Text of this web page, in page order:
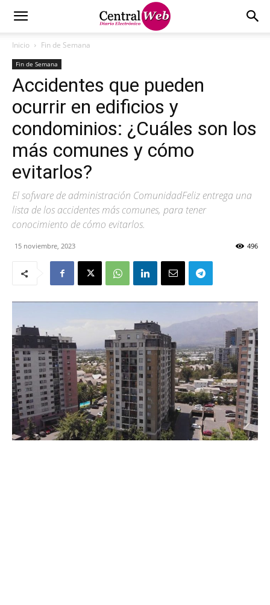
Inicio Fin de Semana
Fin de Semana
Accidentes que pueden
ocurrir en edificios y
condominios: ¿Cuáles son los
más comunes y cómo
evitarlos?
El sofware de administración ComunidadFeliz entrega una
lista de los accidentes más comunes, para tener
conocimiento de cómo evitarlos.
15 noviembre, 2023 496